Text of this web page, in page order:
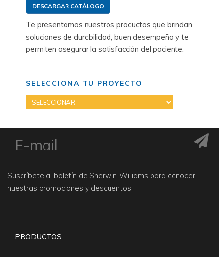
DESCARGAR CATÁLOGO
Te presentamos nuestros productos que brindan
soluciones de durabilidad, buen desempeño y te
permiten asegurar la satisfacción del paciente.
SELECCIONA TU PROYECTO
Suscríbete al boletín de Sherwin-Williams para conocer
nuestras promociones y descuentos
PRODUCTOS